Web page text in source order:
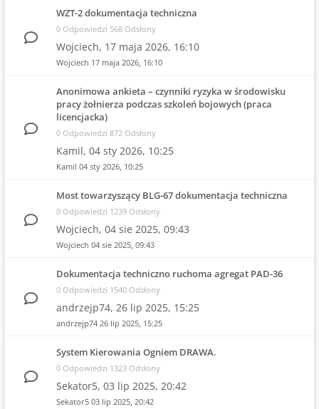
WZT-2 dokumentacja techniczna
0 Odpowiedzi 568 Odsłony
Wojciech, 17 maja 2026, 16:10
Wojciech 17 maja 2026, 16:10
Anonimowa ankieta – czynniki ryzyka w środowisku
pracy żołnierza podczas szkoleń bojowych (praca
licencjacka)
0 Odpowiedzi 872 Odsłony
Kamil, 04 sty 2026, 10:25
Kamil 04 sty 2026, 10:25
Most towarzyszący BLG-67 dokumentacja techniczna
0 Odpowiedzi 1239 Odsłony
Wojciech, 04 sie 2025, 09:43
Wojciech 04 sie 2025, 09:43
Dokumentacja techniczno ruchoma agregat PAD-36
0 Odpowiedzi 1540 Odsłony
andrzejp74, 26 lip 2025, 15:25
andrzejp74 26 lip 2025, 15:25
System Kierowania Ogniem DRAWA.
0 Odpowiedzi 1323 Odsłony
Sekator5, 03 lip 2025, 20:42
Sekator5 03 lip 2025, 20:42